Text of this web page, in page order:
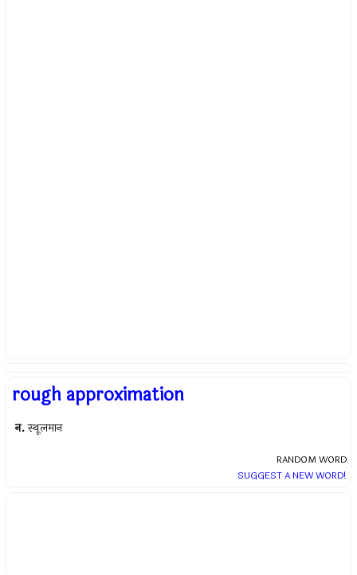
rough approximation
न. स्थूलमान
RANDOM WORD
SUGGEST A NEW WORD!